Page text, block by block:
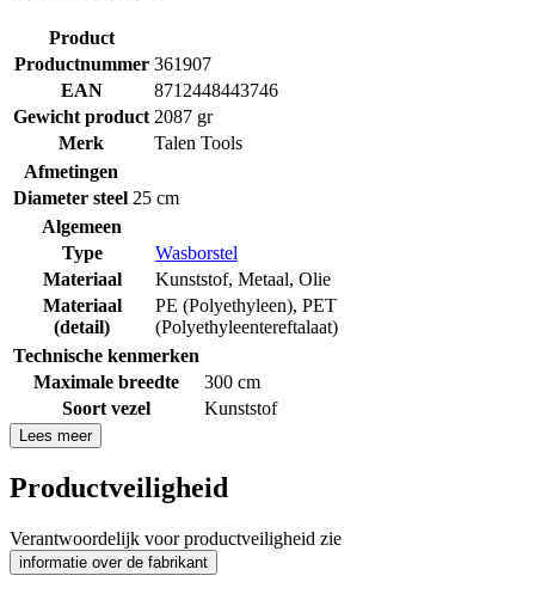
Product
Productnummer 361907
EAN
8712448443746
Gewicht product 2087 gr
Merk
Talen Tools
Afmetingen
Diameter steel 25 cm
Algemeen
Type
Wasborstel
Materiaal
Kunststof, Metaal, Olie
Materiaal
(detail)
PE (Polyethyleen), PET
(Polyethyleentereftalaat)
Technische kenmerken
Maximale breedte
300 cm
Soort vezel
Kunststof
Lees meer
Productveiligheid
Verantwoordelijk voor productveiligheid zie
informatie over de fabrikant